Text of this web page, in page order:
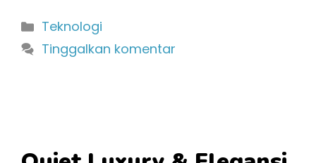
Kategori
Teknologi
Tinggalkan komentar